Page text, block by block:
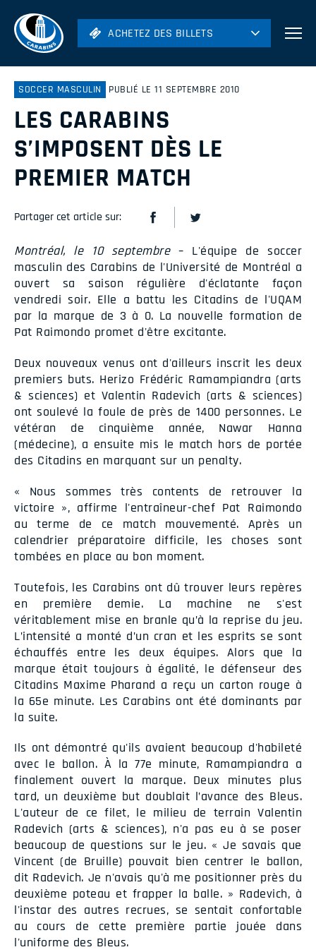
ACHETEZ DES BILLETS
Hockey
Soccer
Rugby
ACHETEZ DES BILLETS
SOCCER MASCULIN PUBLIÉ LE 11 SEPTEMBRE 2010
LES CARABINS
S’IMPOSENT DÈS LE
PREMIER MATCH
Partager cet article sur:
Montréal, le 10 septembre– L'équipe de soccer
masculin des Carabins de l'Université de Montréal a
ouvert sa saison régulière d'éclatante façon
vendredi soir. Elle a battu les Citadins de l'UQAM
par la marque de 3 à 0. La nouvelle formation de
Pat Raimondo promet d'être excitante.
Deux nouveaux venus ont d'ailleurs inscrit les deux
premiers buts. Herizo Frédéric Ramampiandra (arts
& sciences) et Valentin Radevich (arts & sciences)
ont soulevé la foule de près de 1400 personnes. Le
vétéran de cinquième année, Nawar Hanna
(médecine), a ensuite mis le match hors de portée
des Citadins en marquant sur un penalty.
« Nous sommes très contents de retrouver la
victoire », affirme l'entraîneur-chef Pat Raimondo
au terme de ce match mouvementé. Après un
calendrier préparatoire difficile, les choses sont
tombées en place au bon moment.
Toutefois, les Carabins ont dû trouver leurs repères
en première demie. La machine ne s'est
véritablement mise en branle qu’à la reprise du jeu.
L’intensité a monté d’un cran et les esprits se sont
échauffés entre les deux équipes. Alors que la
marque était toujours à égalité, le défenseur des
Citadins Maxime Pharand a reçu un carton rouge à
la 65e minute. Les Carabins ont été dominants par
la suite.
Ils ont démontré qu'ils avaient beaucoup d'habileté
avec le ballon. À la 77e minute, Ramampiandra a
finalement ouvert la marque. Deux minutes plus
tard, un deuxième but doublait l’avance des Bleus.
L'auteur de ce filet, le milieu de terrain Valentin
Radevich (arts & sciences), n'a pas eu à se poser
beaucoup de questions sur le jeu. « Je savais que
Vincent (de Bruille) pouvait bien centrer le ballon,
dit Radevich. Je n'avais qu'à me positionner près du
deuxième poteau et frapper la balle. » Radevich, à
l'instar des autres recrues, se sentait confortable
au cours de cette première partie jouée dans
l'uniforme des Bleus.